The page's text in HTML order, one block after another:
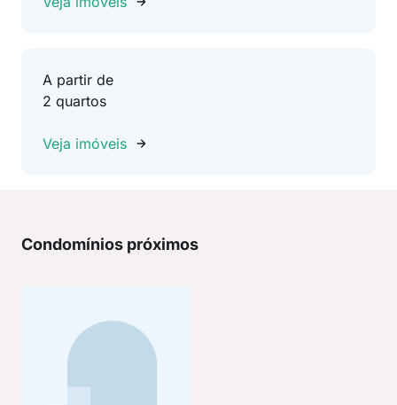
A partir de
2 quartos
Veja imóveis
Condomínios próximos